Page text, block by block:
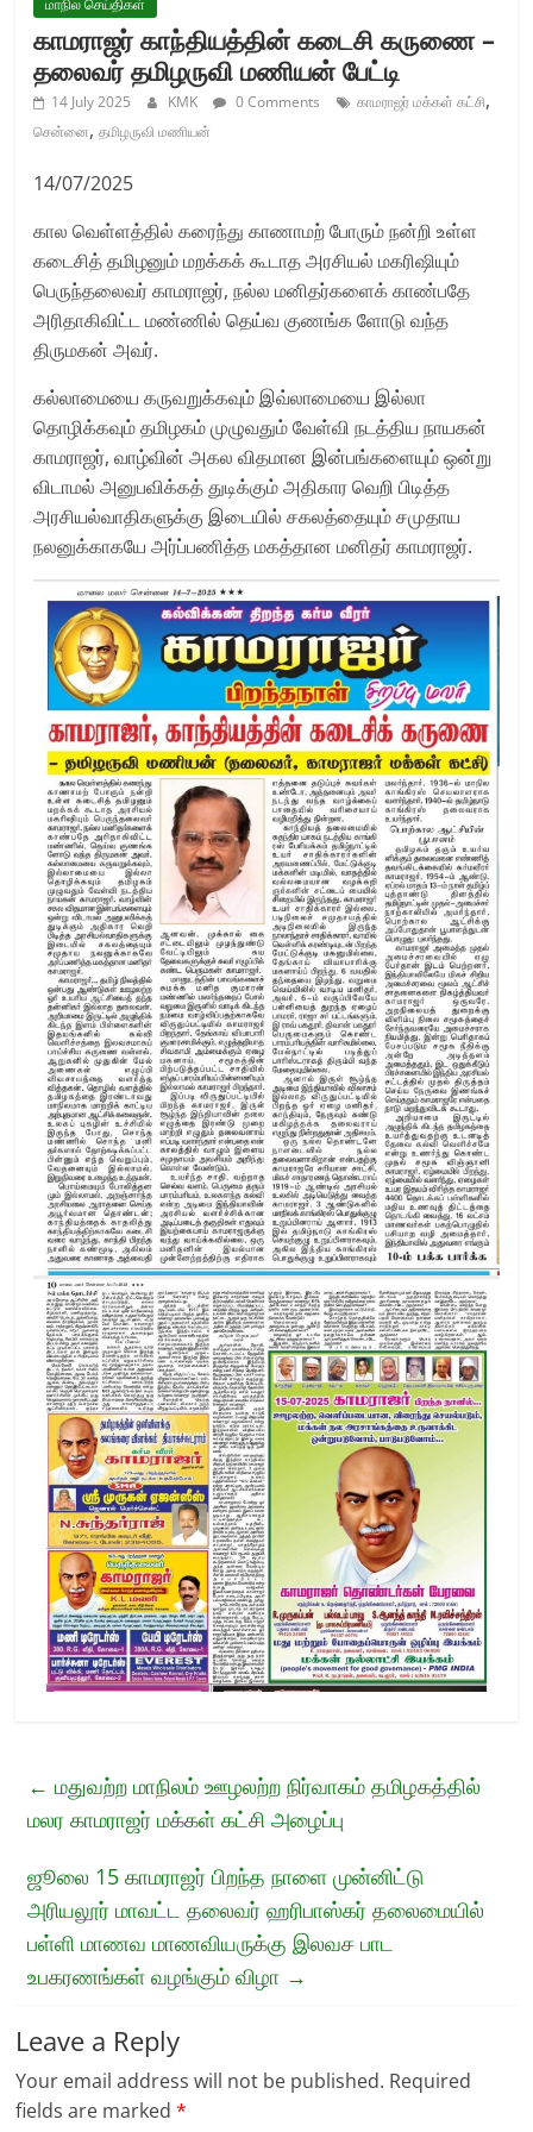
மாநில செய்திகள்
காமராஜர் காந்தியத்தின் கடைசி கருணை –
தலைவர் தமிழருவி மணியன் பேட்டி
14 July 2025 KMK 0 Comments காமராஜர் மக்கள் கட்சி,
சென்னை,தமிழருவி மணியன்
14/07/2025
கால வெள்ளத்தில் கரைந்து காணாமற் போரும் நன்றி உள்ள
கடைசித் தமிழனும் மறக்கக் கூடாத அரசியல் மகரிஷியும்
பெருந்தலைவர் காமராஜர், நல்ல மனிதர்களைக் காண்பதே
அரிதாகிவிட்ட மண்ணில் தெய்வ குணங்க ளோடு வந்த
திருமகன் அவர்.
கல்லாமையை கருவறுக்கவும் இவ்லாமையை இல்லா
தொழிக்கவும் தமிழகம் முழுவதும் வேள்வி நடத்திய நாயகன்
காமராஜர், வாழ்வின் அகல விதமான இன்பங்களையும் ஒன்று
விடாமல் அனுபவிக்கத் துடிக்கும் அதிகார வெறி பிடித்த
அரசியல்வாதிகளுக்கு இடையில் சகலத்தையும் சமுதாய
நலனுக்காகயே அர்ப்பணித்த மகத்தான மனிதர் காமராஜர்.
← மதுவற்ற மாநிலம் ஊழலற்ற நிர்வாகம் தமிழகத்தில்
மலர காமராஜர் மக்கள் கட்சி அழைப்பு
ஜூலை 15 காமராஜர் பிறந்த நாளை முன்னிட்டு
அரியலூர் மாவட்ட தலைவர் ஹரிபாஸ்கர் தலைமையில்
பள்ளி மாணவ மாணவியருக்கு இலவச பாட
உபகரணங்கள் வழங்கும் விழா →
Leave a Reply
Your email address will not be published. Required
fields are marked*